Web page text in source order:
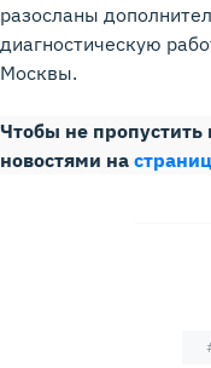
разосланы
диагностическую
Москвы.
Чтобы не пропустить
новостями на